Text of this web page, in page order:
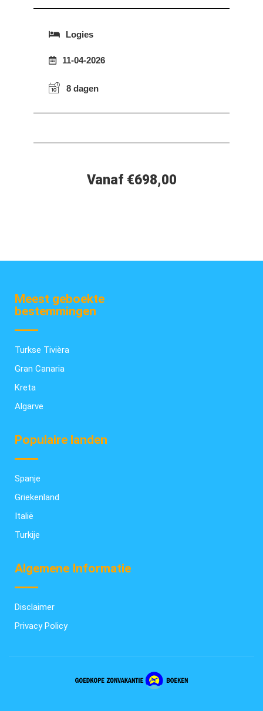
Logies
11-04-2026
8 dagen
Vanaf €698,00
Meest geboekte
bestemmingen
Turkse Tivièra
Gran Canaria
Kreta
Algarve
Populaire landen
Spanje
Griekenland
Italië
Turkije
Algemene Informatie
Disclaimer
Privacy Policy